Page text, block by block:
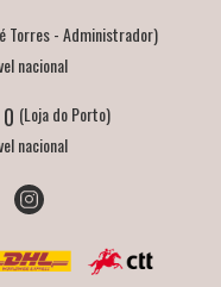
Torres - Administrador)
nacional
(Loja do Porto)
nacional